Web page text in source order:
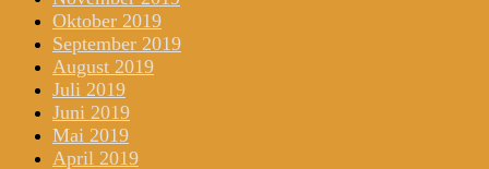
Oktober 2019
September 2019
August 2019
Juli 2019
Juni 2019
Mai 2019
April 2019